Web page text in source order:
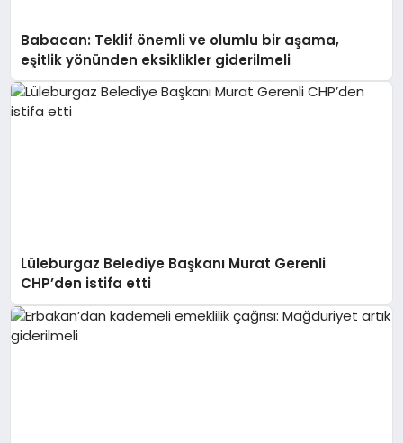
Babacan: Teklif önemli ve olumlu bir aşama,
eşitlik yönünden eksiklikler giderilmeli
Lüleburgaz Belediye Başkanı Murat Gerenli
CHP’den istifa etti